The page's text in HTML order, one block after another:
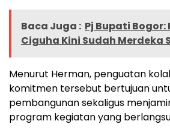
Baca Juga : Pj Bupati
Ciguha Kini Sudah Merdeka
Menurut Herman, penguatan
komitmen tersebut bertujuan
pembangunan sekaligus
program kegiatan yang